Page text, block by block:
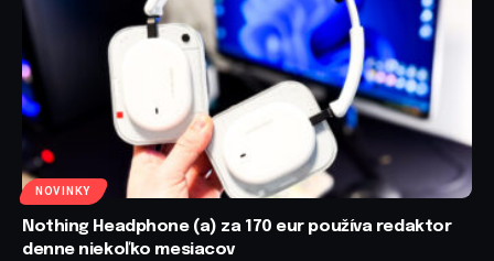
NOVINKY
Nothing Headphone (a) za 170 eur používa redaktor
denne niekoľko mesiacov